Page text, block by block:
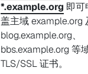
*.example.org 即可
盖主域 example.org
blog.example.org、
bbs.example.org 等
TLS/SSL 证书。